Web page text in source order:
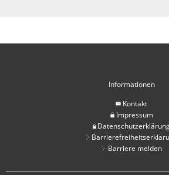
Informationen
Kontakt
Impressum
Barriere melden